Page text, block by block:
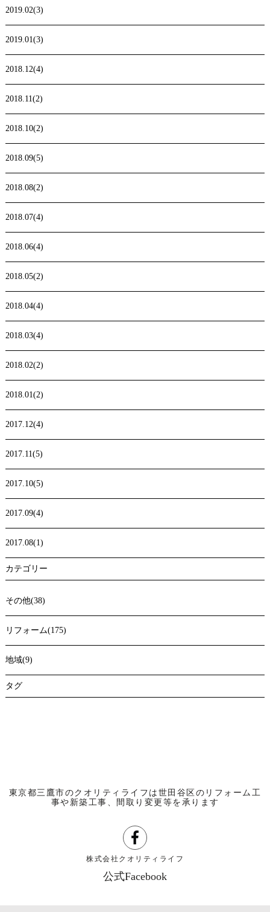
2019.02(3)
2019.01(3)
2018.12(4)
2018.11(2)
2018.10(2)
2018.09(5)
2018.08(2)
2018.07(4)
2018.06(4)
2018.05(2)
2018.04(4)
2018.03(4)
2018.02(2)
2018.01(2)
2017.12(4)
2017.11(5)
2017.10(5)
2017.09(4)
2017.08(1)
カテゴリー
その他(38)
リフォーム(175)
地域(9)
タグ
東京都三鷹市のクオリティライフは世田谷区のリフォーム工
事や新築工事、間取り変更等を承ります
株式会社クオリティライフ
公式Facebook